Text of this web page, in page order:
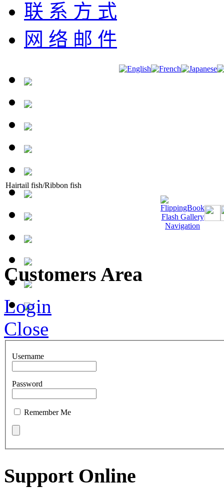
联 系 方 式
网 络 邮 件
Hairtail fish/Ribbon fish
Customers Area
Login
Close
Username
Password
Remember Me
Support Online